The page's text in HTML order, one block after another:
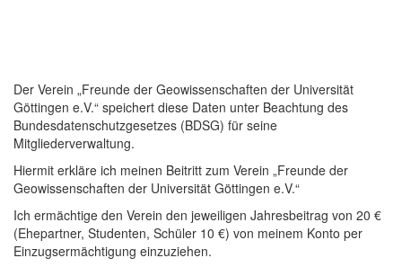
Der Verein „Freunde der Geowissenschaften der Universität
Göttingen e.V.“ speichert diese Daten unter Beachtung des
Bundesdatenschutzgesetzes (BDSG) für seine
Mitgliederverwaltung.
Hiermit erkläre ich meinen Beitritt zum Verein „Freunde der
Geowissenschaften der Universität Göttingen e.V.“
Ich ermächtige den Verein den jeweiligen Jahresbeitrag von 20 €
(Ehepartner, Studenten, Schüler 10 €) von meinem Konto per
Einzugsermächtigung einzuziehen.